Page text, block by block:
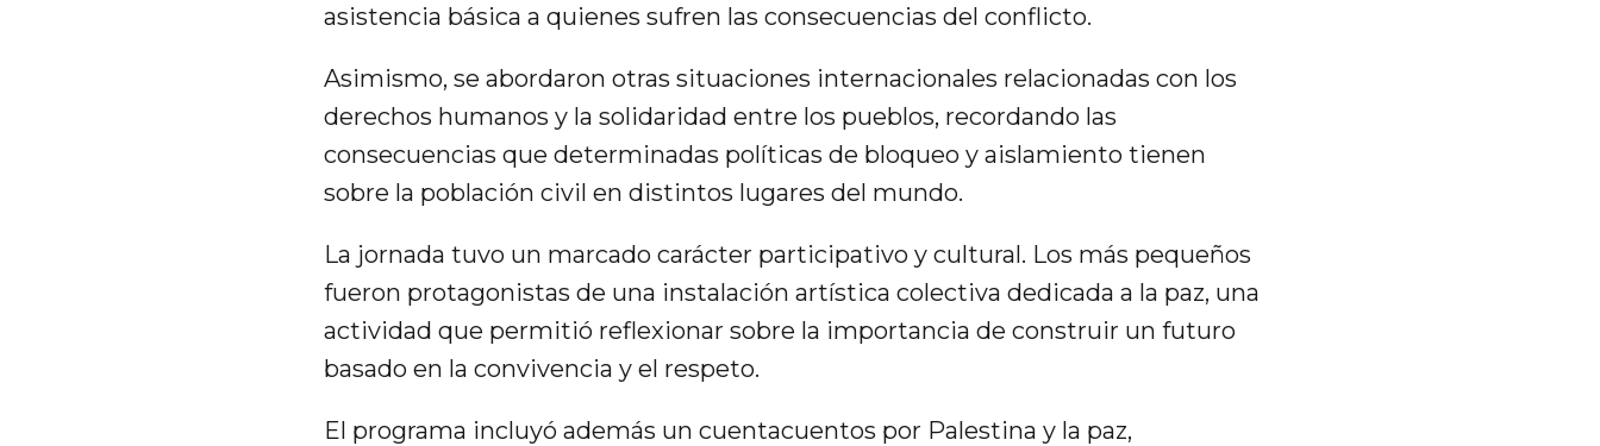
asistencia básica a quienes sufren las consecuencias del conflicto.
Asimismo, se abordaron otras situaciones internacionales relacionadas con los
derechos humanos y la solidaridad entre los pueblos, recordando las
consecuencias que determinadas políticas de bloqueo y aislamiento tienen
sobre la población civil en distintos lugares del mundo.
La jornada tuvo un marcado carácter participativo y cultural. Los más pequeños
fueron protagonistas de una instalación artística colectiva dedicada a la paz, una
actividad que permitió reflexionar sobre la importancia de construir un futuro
basado en la convivencia y el respeto.
El programa incluyó además un cuentacuentos por Palestina y la paz,